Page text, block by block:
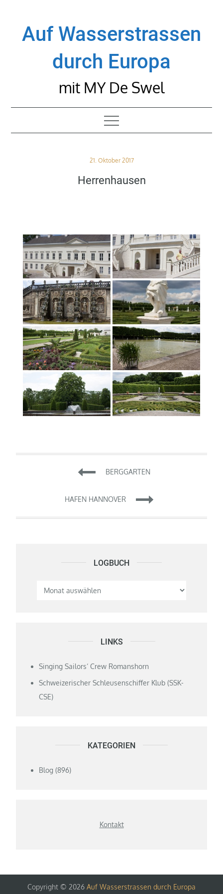
contentAuf Wasserstrassen
durch Europa
mit MY De Swel
Posted
21. Oktober 2017
Herrenhausen
Beitragsnavigation
BERGGARTEN
HAFEN HANNOVER
LOGBUCH Logbuch
LINKS
Singing Sailors‘ Crew Romanshorn
Schweizerischer Schleusenschiffer Klub (SSK-
CSE)
KATEGORIEN
Blog (896)
Kontakt
Copyright © 2026 Auf Wasserstrassen durch Europa